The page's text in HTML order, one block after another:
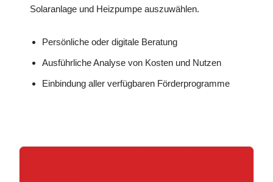
Solaranlage und Heizpumpe auszuwählen.
Persönliche oder digitale Beratung
Ausführliche Analyse von Kosten und Nutzen
Einbindung aller verfügbaren Förderprogramme